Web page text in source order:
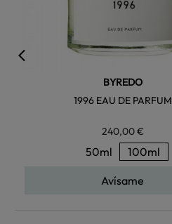
BYREDO
1996 EAU DE PARFUM
240,00 €
50ml 100ml
Avísame